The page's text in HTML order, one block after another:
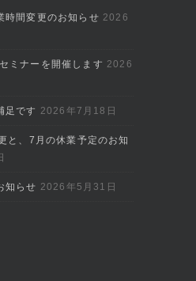
時間変更のお知らせ 2026
ミナーを開催します 2026
足です 2026年7月18日
と、7月の休業予定のお知
知らせ 2026年5月31日